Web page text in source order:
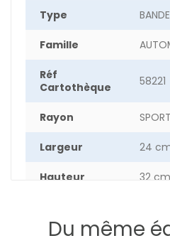
Type
Famille
Réf
Cartothèque
58221
Rayon SPORT
Largeur 24
Hauteur 32 cm
Poids 62.8 g
Du même